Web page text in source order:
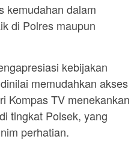
kemudahan dalam
di Polres maupun
kebijakan
memudahkan akses
Kompas TV menekankan
tingkat Polsek, yang
perhatian.